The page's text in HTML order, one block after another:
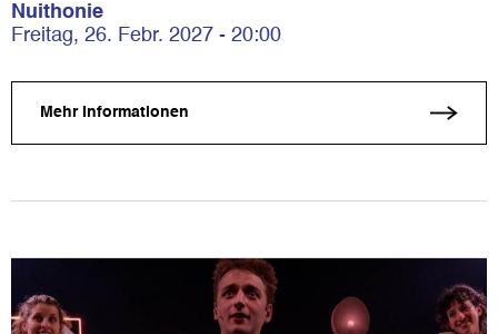
Nuithonie
Freitag, 26. Febr. 2027 - 20:00
Mehr Informationen